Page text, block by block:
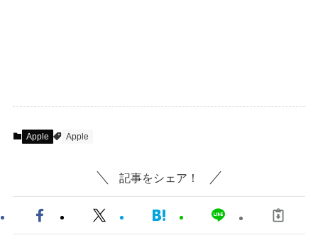
Apple Apple
記事をシェア！